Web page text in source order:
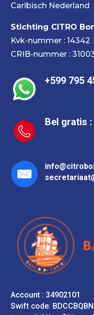
Caribisch Nederland
Stichting CITRO
Kvk-nummer : 14342
CRIB-nummer :
+599 795
Bel gratis :
Account : 34902101
Swift code: BDCCBQBN